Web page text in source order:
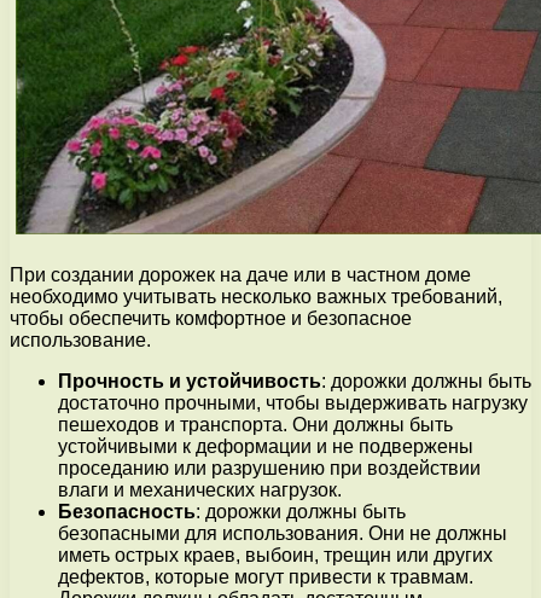
При создании дорожек на даче или в частном доме
необходимо учитывать несколько важных требований,
чтобы обеспечить комфортное и безопасное
использование.
Прочность и устойчивость: дорожки должны быть
достаточно прочными, чтобы выдерживать нагрузку
пешеходов и транспорта. Они должны быть
устойчивыми к деформации и не подвержены
проседанию или разрушению при воздействии
влаги и механических нагрузок.
Безопасность: дорожки должны быть
безопасными для использования. Они не должны
иметь острых краев, выбоин, трещин или других
дефектов, которые могут привести к травмам.